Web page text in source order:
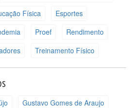
Física
Esportes
Proef
Rendimento
Treinamento Físico
Gustavo Gomes de Araujo